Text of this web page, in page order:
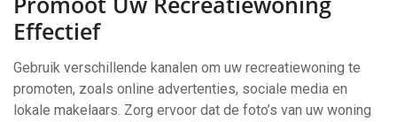
Effectief
Gebruik verschillende kanalen om uw recreatiewoning te
promoten, zoals online advertenties, sociale media en
lokale makelaars. Zorg ervoor dat de foto’s van uw woning